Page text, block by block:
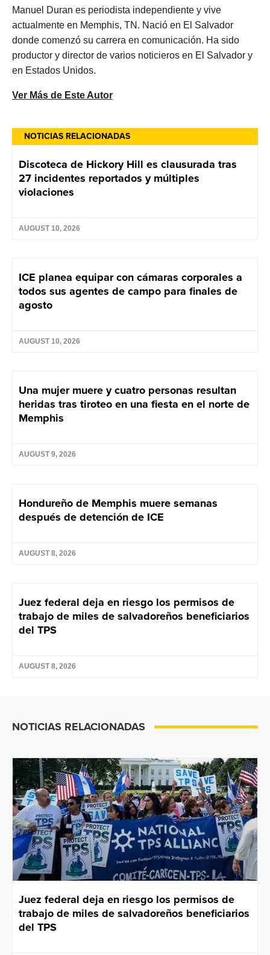
NOTICIAS RELACIONADAS
Discoteca de Hickory Hill es clausurada tras
27 incidentes reportados y múltiples
violaciones
AUGUST 10, 2026
ICE planea equipar con cámaras corporales a
todos sus agentes de campo para finales de
agosto
AUGUST 10, 2026
Una mujer muere y cuatro personas resultan
heridas tras tiroteo en una fiesta en el norte de
Memphis
AUGUST 9, 2026
Hondureño de Memphis muere semanas
después de detención de ICE
AUGUST 8, 2026
Juez federal deja en riesgo los permisos de
trabajo de miles de salvadoreños beneficiarios
del TPS
AUGUST 8, 2026
Manuel Duran es periodista independiente y vive
actualmente en Memphis, TN. Nació en El Salvador
donde comenzó su carrera en comunicación. Ha sido
productor y director de varios noticieros en El Salvador y
en Estados Unidos.
Ver Más de Este Autor
NOTICIAS RELACIONADAS
Juez federal deja en riesgo los permisos de
trabajo de miles de salvadoreños beneficiarios
del TPS